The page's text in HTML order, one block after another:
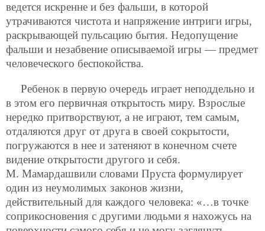
ведется искренне и без фальши, в которой
утрачиваются чистота и напряжение интриги игры,
раскрывающей пульсацию бытия. Недопущение
фальши и незабвение описываемой игры — предмет
человеческого беспокойства.
Ребенок в первую очередь играет неподдельно и
в этом его первичная открытость миру. Взрослые
нередко притворствуют, а не играют, тем самым,
отдаляются друг от друга в своей сокрытости,
погружаются в нее и затеняют в конечном счете
видение открытости другого и себя.
М. Мамардашвили словами Пруста формулирует
один из неумолимых законов жизни,
действительный для каждого человека: «…в точке
соприкосновения с другими людьми я нахожусь на